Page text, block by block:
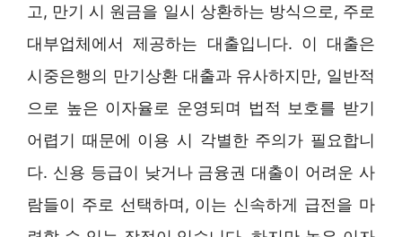
고, 만기 시 원금을 일시 상환하는 방식으로, 주로
대부업체에서 제공하는 대출입니다. 이 대출은
시중은행의 만기상환 대출과 유사하지만, 일반적
으로 높은 이자율로 운영되며 법적 보호를 받기
어렵기 때문에 이용 시 각별한 주의가 필요합니
다. 신용 등급이 낮거나 금융권 대출이 어려운 사
람들이 주로 선택하며, 이는 신속하게 급전을 마